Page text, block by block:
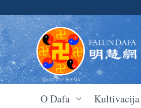
O Dafa Kultivacija